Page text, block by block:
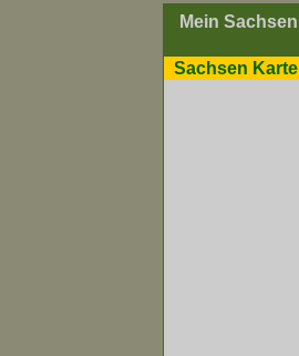
Mein Sachsen
Sachsen Karte